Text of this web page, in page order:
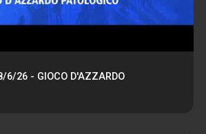
6/26 - GIOCO D'AZZARDO